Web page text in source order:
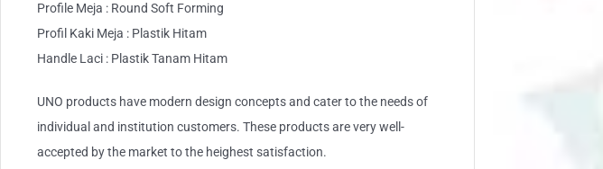
Profile Meja : Round Soft Forming
Profil Kaki Meja : Plastik Hitam
Handle Laci : Plastik Tanam Hitam
UNO products have modern design concepts and cater to the needs of
individual and institution customers. These products are very well-
accepted by the market to the heighest satisfaction.